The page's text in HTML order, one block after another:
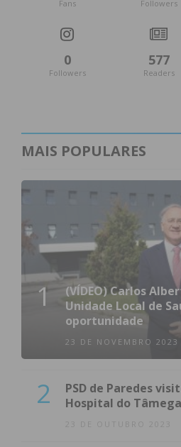
Fans Followers
0
Followers
577
Readers
MAIS POPULARES
1
(VÍDEO) Carlos
Unidade Local de
oportunidade
23 DE NOVEMBRO 2023
2
PSD de Paredes
Hospital do
23 DE OUTUBRO 2023